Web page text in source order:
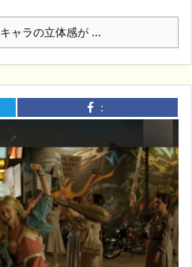
キャラの立体感が ...
：